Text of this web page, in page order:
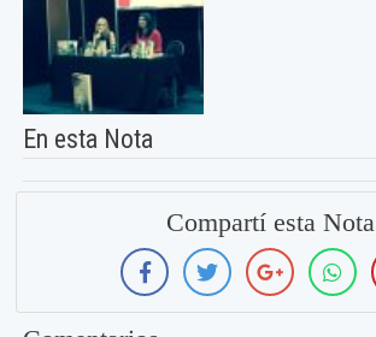
En esta Nota
Compartí esta Nota